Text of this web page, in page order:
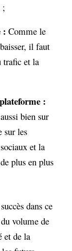
;
: Comme le
il faut
trafic et la
:
bien sur
sur les
et la
plus en plus
dans ce
volume de
et de la